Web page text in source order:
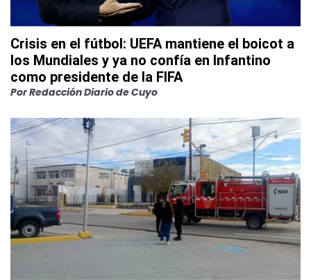
Crisis en el fútbol: UEFA mantiene el boicot a
los Mundiales y ya no confía en Infantino
como presidente de la FIFA
PorRedacción Diario de Cuyo